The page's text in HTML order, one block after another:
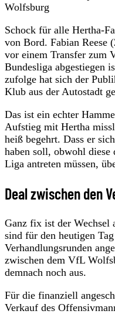
Wolfsburg
Schock für alle Hertha-
von Bord. Fabian Reese
vor einem Transfer zum
Bundesliga abgestiegen
zufolge hat sich der
Klub aus der Autostadt
Das ist ein echter
Aufstieg mit Hertha
heiß begehrt. Dass er
haben soll, obwohl
Liga antreten müssen,
Deal zwischen den
Ganz fix ist der Wechsel
sind für den heutigen
Verhandlungsrunden
zwischen dem VfL
demnach noch aus.
Für die finanziell
Verkauf des